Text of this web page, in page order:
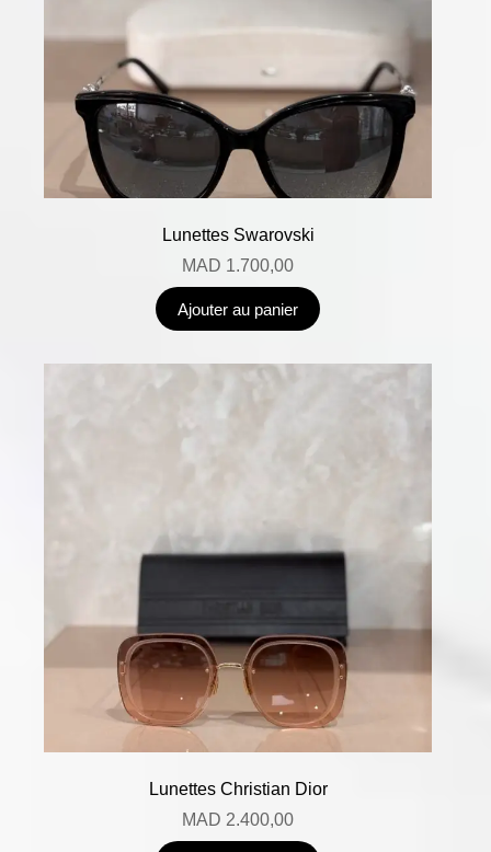
Lunettes Swarovski
MAD 1.700,00
Ajouter au panier
Lunettes Christian Dior
MAD 2.400,00